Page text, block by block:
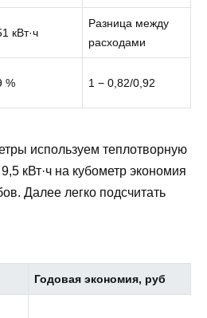
кВт·ч
Разница между
расходами
% 1 − 0,82/0,92
используем теплотворную
кВт·ч на кубометр экономия
Далее легко подсчитать
Годовая экономия, руб